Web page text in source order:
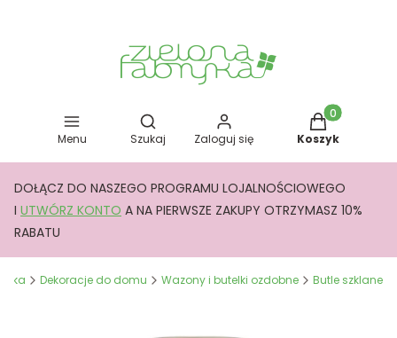
Menu
Otwórz wyszukiwarkę
Szukaj Zaloguj się
Produkty w
Koszyk
DOŁĄCZ DO NASZEGO PROGRAMU LOJALNOŚCIOWEGO
I UTWÓRZ KONTO A NA PIERWSZE ZAKUPY OTRZYMASZ 10%
RABATU
Dekoracje do domu Wazony i butelki ozdobne Butle szklane